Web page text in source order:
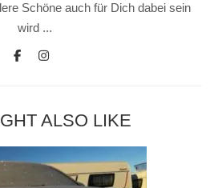
Schöne auch für Dich dabei sein
wird ...
ALSO LIKE